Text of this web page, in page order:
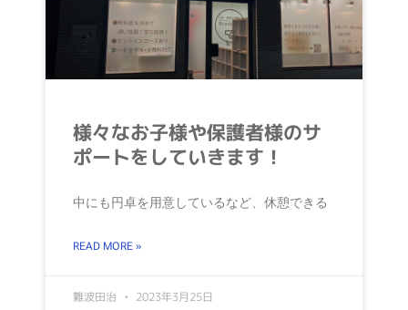
様々なお子様や保護者様のサ
ポートをしていきます！
中にも円卓を用意しているなど、休憩できる
READ MORE »
難波田治 2023年3月25日